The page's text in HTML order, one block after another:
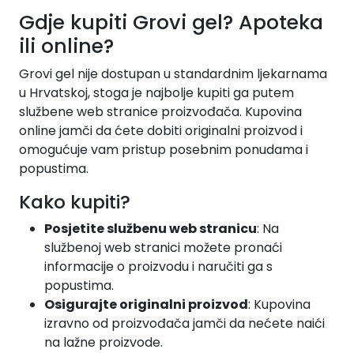
Gdje kupiti Grovi gel? Apoteka
ili online?
Grovi gel nije dostupan u standardnim ljekarnama
u Hrvatskoj, stoga je najbolje kupiti ga putem
službene web stranice proizvođača. Kupovina
online jamči da ćete dobiti originalni proizvod i
omogućuje vam pristup posebnim ponudama i
popustima.
Kako kupiti?
Posjetite službenu web stranicu: Na
službenoj web stranici možete pronaći
informacije o proizvodu i naručiti ga s
popustima.
Osigurajte originalni proizvod: Kupovina
izravno od proizvođača jamči da nećete naići
na lažne proizvode.